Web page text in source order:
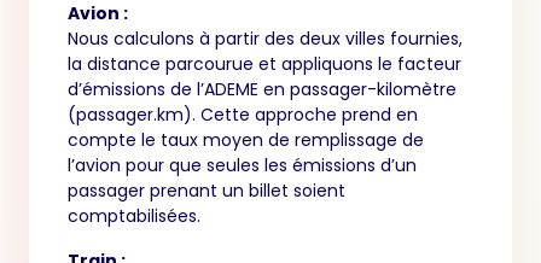
Avion :
Nous calculons à partir des deux villes fournies,
la distance parcourue et appliquons le facteur
d’émissions de l’ADEME en passager-kilomètre
(passager.km). Cette approche prend en
compte le taux moyen de remplissage de
l’avion pour que seules les émissions d’un
passager prenant un billet soient
comptabilisées.